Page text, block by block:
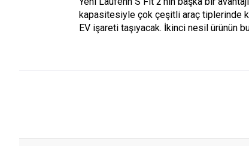
kapasitesiyle çok çeşitli araç tiplerinde
EV işareti taşıyacak. İkinci nesil ürünün